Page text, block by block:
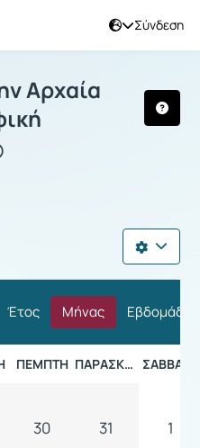
Σύνδεση
στην
Αρχαία
Έτος Μήνας Εβδομάδα
ΠΈΜΠΤΗ ΠΑΡΑΣΚΕΥΉ ΣΆΒΒΑΤΟ
30 31 1